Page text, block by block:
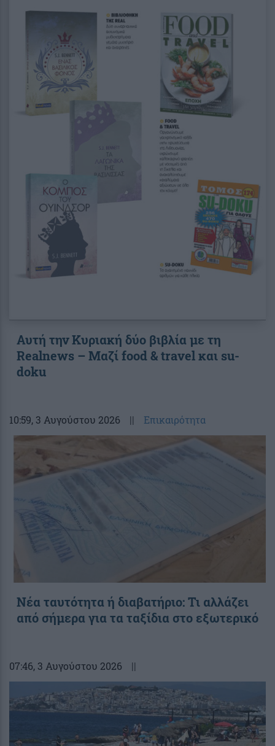
Αυτή την Κυριακή δύο βιβλία με τη
Realnews – Μαζί food & travel και su-
doku
10:59, 3 Αυγούστου 2026 || Επικαιρότητα
Νέα ταυτότητα ή διαβατήριο: Τι αλλάζει
από σήμερα για τα ταξίδια στο εξωτερικό
07:46, 3 Αυγούστου 2026 ||